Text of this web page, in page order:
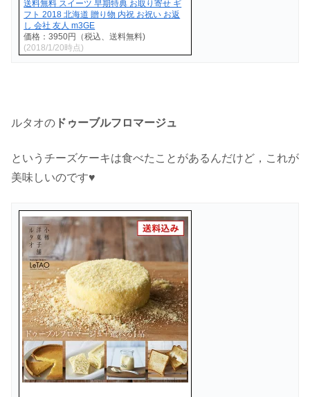
送料無料 スイーツ 早期特典 お取り寄せ ギ
フト 2018 北海道 贈り物 内祝 お祝い お返
し 会社 友人 m3GE
価格：3950円（税込、送料無料)
(2018/1/20時点)
ルタオの ドゥーブルフロマージュ
というチーズケーキは食べたことがあるんだけど，これが
美味しいのです♥